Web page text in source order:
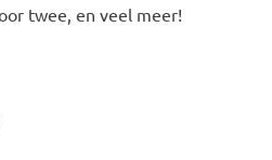
twee, en veel meer!